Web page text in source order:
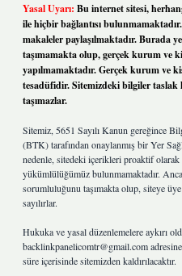
Yasal Uyarı: Bu internet sitesi,
ile hiçbir bağlantısı bulunmamaktadır.
makaleler paylaşılmaktadır. Burada
taşımamakta olup, gerçek kurum ve
yapılmamaktadır. Gerçek kurum ve
tesadüfidir. Sitemizdeki bilgiler
taşımazlar.
Sitemiz, 5651 Sayılı Kanun gereğince
(BTK) tarafından onaylanmış bir Yer
nedenle, sitedeki içerikleri proaktif olarak
yükümlülüğümüz bulunmamaktadır.
sorumluluğunu taşımakta olup, siteye
sayılırlar.
Hukuka ve yasal düzenlemelere aykırı
backlinkpanelicomtr@gmail.com
süre içerisinde sitemizden kaldırılacaktır.